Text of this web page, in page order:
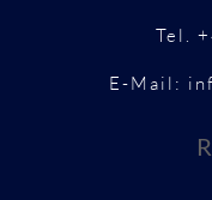
Tel.
E-Mail: